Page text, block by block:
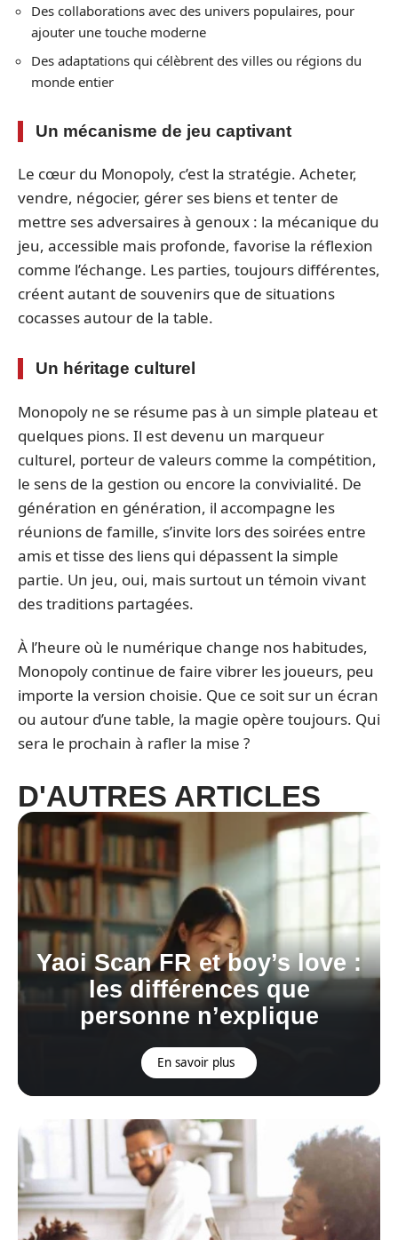
Des collaborations avec des univers populaires, pour
ajouter une touche moderne
Des adaptations qui célèbrent des villes ou régions du
monde entier
Un mécanisme de jeu captivant
Le cœur du Monopoly, c’est la stratégie. Acheter,
vendre, négocier, gérer ses biens et tenter de
mettre ses adversaires à genoux : la mécanique du
jeu, accessible mais profonde, favorise la réflexion
comme l’échange. Les parties, toujours différentes,
créent autant de souvenirs que de situations
cocasses autour de la table.
Un héritage culturel
Monopoly ne se résume pas à un simple plateau et
quelques pions. Il est devenu un marqueur
culturel, porteur de valeurs comme la compétition,
le sens de la gestion ou encore la convivialité. De
génération en génération, il accompagne les
réunions de famille, s’invite lors des soirées entre
amis et tisse des liens qui dépassent la simple
partie. Un jeu, oui, mais surtout un témoin vivant
des traditions partagées.
À l’heure où le numérique change nos habitudes,
Monopoly continue de faire vibrer les joueurs, peu
importe la version choisie. Que ce soit sur un écran
ou autour d’une table, la magie opère toujours. Qui
sera le prochain à rafler la mise ?
D'AUTRES ARTICLES
Yaoi Scan FR et boy’s love :
les différences que
personne n’explique
En savoir plus